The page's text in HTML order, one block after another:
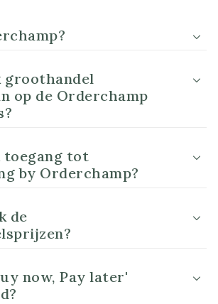
groothandel
op de Orderchamp
toegang tot
by Orderchamp?
de
now, Pay later'